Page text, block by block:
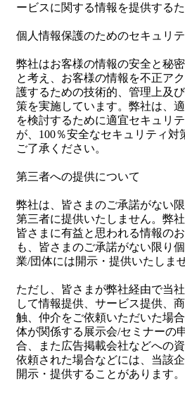
ービスに関する情報を提供する
個人情報保護のためのセキュリ
弊社はお客様の情報の安全と秘
と考え、お客様の情報を不正ア
護するための技術的、管理上及
策を実施しています。弊社は、
を検討するために適宜セキュリ
が、100％安全なセキュリティ対
ご了承ください。
第三者への提供について
弊社は、皆さまのご承諾がない
第三者に提供いたしません。弊
皆さまに有益と思われる情報の
も、皆さまのご承諾がない限り
業/団体には開示・提供いたしませ
ただし、皆さまが弊社経由で当
して情報提供、サービス提供、
触、仲介をご依頼いただいた場
体が関係する展示会/セミナーの
合、また広告掲載会社などへの
依頼された場合などには、当該
開示・提供することがあります。